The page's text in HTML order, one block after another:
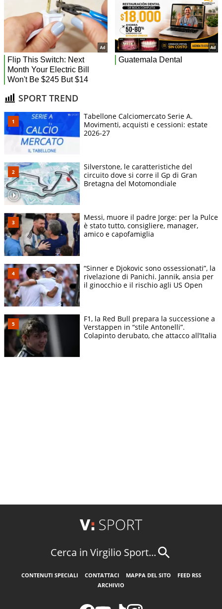
SPORT TREND
Tabellone Calciomercato Serie A.
Movimenti, acquisti e cessioni: estate
2026-27
Silverstone, le caratteristiche del
circuito dove si corre il Gp di Gran
Bretagna del Motomondiale
Messi, muore il padre Jorge: per la Pulce
è stato tutto, consigliere, manager,
amico e capofamiglia
“Sinner e Djokovic sono ossessionati”, la
rivelazione di Panichi. Jannik, ansia per
il ginocchio e il rischio agli US Open
F1, la Red Bull prepara la successione a
Verstappen in “stile Antonelli”.
Colapinto derubato, che attacco all’Italia
Cerca in Virgilio Sport...
CONTENUTI SPECIALI CONTATTACI MAPPA DEL SITO
FEED RSS
ARCHIVIO